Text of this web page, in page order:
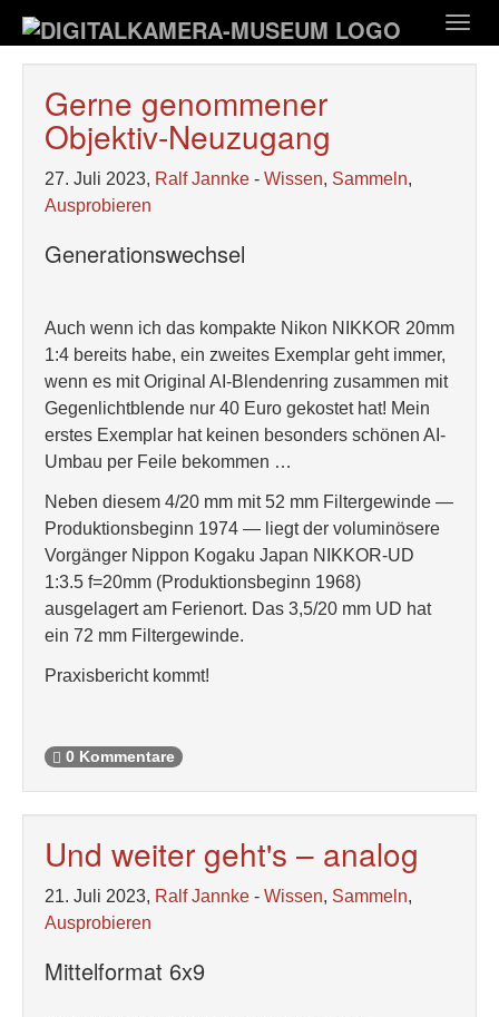
Hauptinhalt
springen
Gerne genommener
Objektiv-Neuzugang
27. Juli 2023, Ralf Jannke - Wissen, Sammeln,
Ausprobieren
Generationswechsel
Auch wenn ich das kompakte Nikon NIKKOR 20mm
1:4 bereits habe, ein zweites Exemplar geht immer,
wenn es mit Original AI-Blendenring zusammen mit
Gegenlichtblende nur 40 Euro gekostet hat! Mein
erstes Exemplar hat keinen besonders schönen AI-
Umbau per Feile bekommen …
Neben diesem 4/20 mm mit 52 mm Filtergewinde —
Produktionsbeginn 1974 — liegt der voluminösere
Vorgänger Nippon Kogaku Japan NIKKOR-UD
1:3.5 f=20mm (Produktionsbeginn 1968)
ausgelagert am Ferienort. Das 3,5/20 mm UD hat
ein 72 mm Filtergewinde.
Praxisbericht kommt!
0 Kommentare
Und weiter geht's – analog
21. Juli 2023, Ralf Jannke - Wissen, Sammeln,
Ausprobieren
Mittelformat 6x9